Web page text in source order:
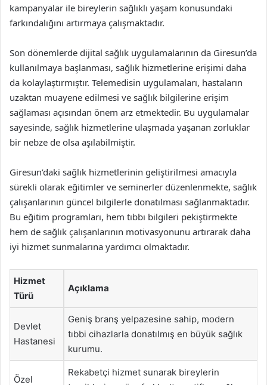
kampanyalar ile bireylerin sağlıklı yaşam konusundaki
farkındalığını artırmaya çalışmaktadır.
Son dönemlerde dijital sağlık uygulamalarının da Giresun’da
kullanılmaya başlanması, sağlık hizmetlerine erişimi daha
da kolaylaştırmıştır. Telemedisin uygulamaları, hastaların
uzaktan muayene edilmesi ve sağlık bilgilerine erişim
sağlaması açısından önem arz etmektedir. Bu uygulamalar
sayesinde, sağlık hizmetlerine ulaşmada yaşanan zorluklar
bir nebze de olsa aşılabilmiştir.
Giresun’daki sağlık hizmetlerinin geliştirilmesi amacıyla
sürekli olarak eğitimler ve seminerler düzenlenmekte, sağlık
çalışanlarının güncel bilgilerle donatılması sağlanmaktadır.
Bu eğitim programları, hem tıbbı bilgileri pekiştirmekte
hem de sağlık çalışanlarının motivasyonunu artırarak daha
iyi hizmet sunmalarına yardımcı olmaktadır.
Hizmet
Türü
Açıklama
Devlet
Hastanesi
Geniş branş yelpazesine sahip, modern
tıbbi cihazlarla donatılmış en büyük sağlık
kurumu.
Özel
Rekabetçi hizmet sunarak bireylerin